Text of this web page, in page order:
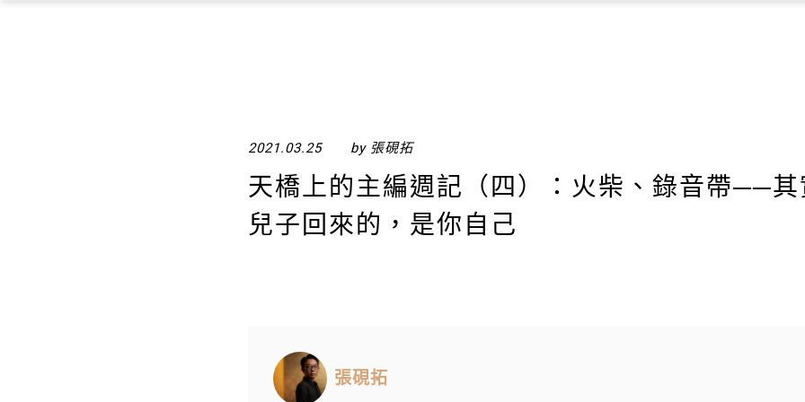
2021.03.25 by 張硯拓
天橋上的主編週記（四）：火柴、錄音帶──其
兒子回來的，是你自己
張硯拓